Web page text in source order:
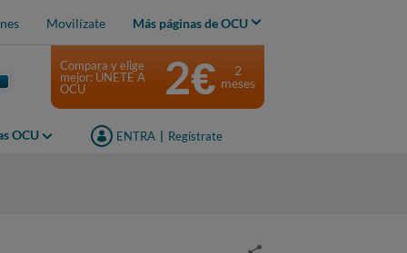
Movilízate Más páginas de OCU
OCU ENTRA Regístrate
Compara y elige
mejor: ÚNETE A
OCU
2€
2
meses